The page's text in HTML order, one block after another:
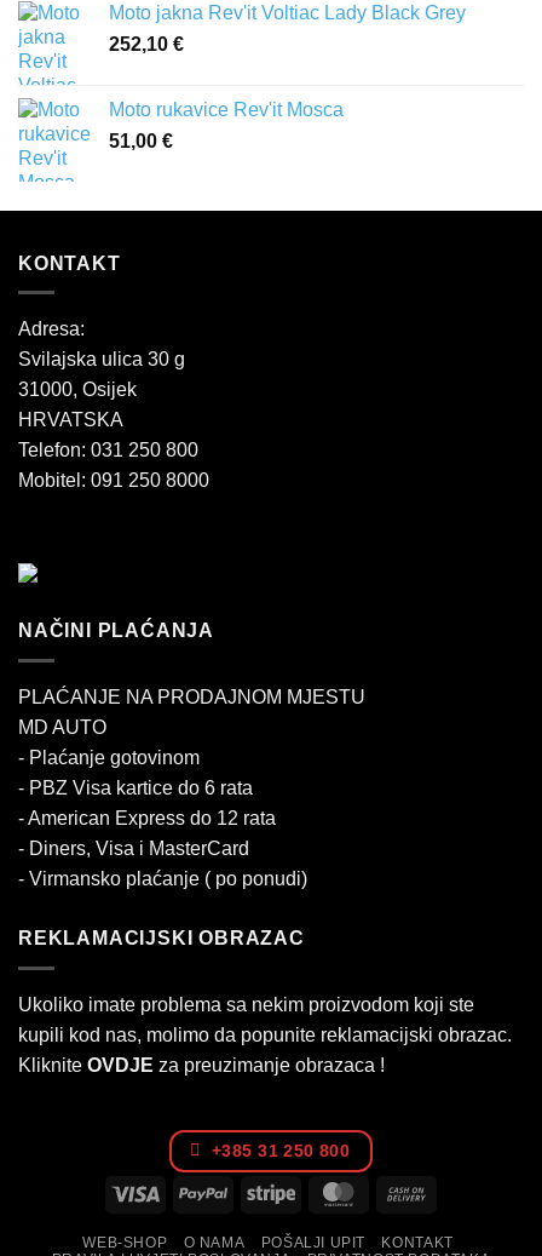
Moto jakna Rev'it Voltiac Lady Black Grey
252,10 €
Moto rukavice Rev'it Mosca
51,00 €
KONTAKT
Adresa:
Svilajska ulica 30 g
31000, Osijek
HRVATSKA
Telefon: 031 250 800
Mobitel: 091 250 8000
NAČINI PLAĆANJA
PLAĆANJE NA PRODAJNOM MJESTU
MD AUTO
- Plaćanje gotovinom
- PBZ Visa kartice do 6 rata
- American Express do 12 rata
- Diners, Visa i MasterCard
- Virmansko plaćanje ( po ponudi)
REKLAMACIJSKI OBRAZAC
Ukoliko imate problema sa nekim proizvodom koji ste
kupili kod nas, molimo da popunite reklamacijski obrazac.
Kliknite OVDJE za preuzimanje obrazaca !
+385 31 250 800
Visa PayPal Stripe MasterCard
Delivery
WEB-SHOP O NAMA POŠALJI UPIT
KONTAKT